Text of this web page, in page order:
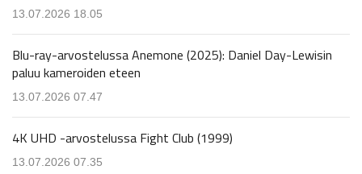
13.07.2026 18.05
Blu-ray-arvostelussa Anemone (2025): Daniel Day-Lewisin
paluu kameroiden eteen
13.07.2026 07.47
4K UHD -arvostelussa Fight Club (1999)
13.07.2026 07.35